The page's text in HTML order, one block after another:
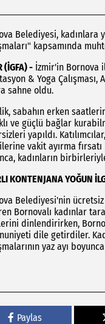
Belediyesi,
kapsamında
(İGFA) - İzmir'in Bornova
& Yoga
sahne oldu.
sabahın erken
ve güçlü bağlar
yapıldı.
vakit ayırma
kadınların
KONTENJANA YOĞUN
Belediyesi'nin
Bornovalı kadınlar
dinlendirirken,
dile getirdiler.
yaz ayı
Paylas